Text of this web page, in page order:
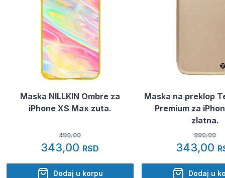
Maska NILLKIN Ombre za
iPhone XS Max zuta.
490.00
343,00 RSD
Dodaj u korpu
Maska na preklop
Premium za
zlatna.
990.00
343,00
Dodaj u